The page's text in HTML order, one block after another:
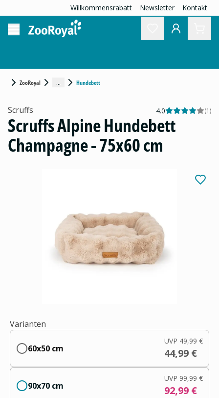
Willkommensrabatt Newsletter Kontakt
ZooRoyal ... Hundebett
Scruffs 4.0 (1)
Scruffs Alpine Hundebett
Champagne - 75x60 cm
Varianten
60x50 cm
UVP 49,99 €
44,99 €
90x70 cm
UVP 99,99 €
92,99 €